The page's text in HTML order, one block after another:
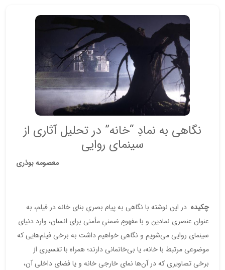
نگاهی به نمادِ “خانه” در تحلیل آثاری از
سینمای روایی
معصومه بوذری
چکیده در این نوشته با نگاهی به پیام بصریِ بنای خانه در فیلم، به
عنوان عنصری نمادین و با مفهومِ ضمنیِ مأمنی برای انسان، وارد دنیای
سینمای روایی می‌شویم و نگاهی خواهیم داشت به برخی فیلم‌هایی که
موضوعی مرتبط با خانه، یا بی‌خانمانی دارند؛ همراه با تفسیری از
برخی تصاویری که در آن‌ها نمای خارجی خانه و یا فضای داخلی آن،